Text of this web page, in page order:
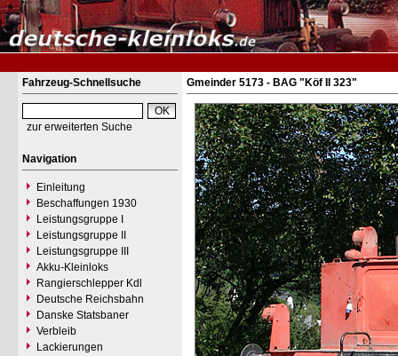
Fahrzeug-Schnellsuche
zur erweiterten Suche
Navigation
Einleitung
Beschaffungen 1930
Leistungsgruppe I
Leistungsgruppe II
Leistungsgruppe III
Akku-Kleinloks
Rangierschlepper Kdl
Deutsche Reichsbahn
Danske Statsbaner
Verbleib
Lackierungen
Gmeinder 5173 - BAG "Köf II 323"